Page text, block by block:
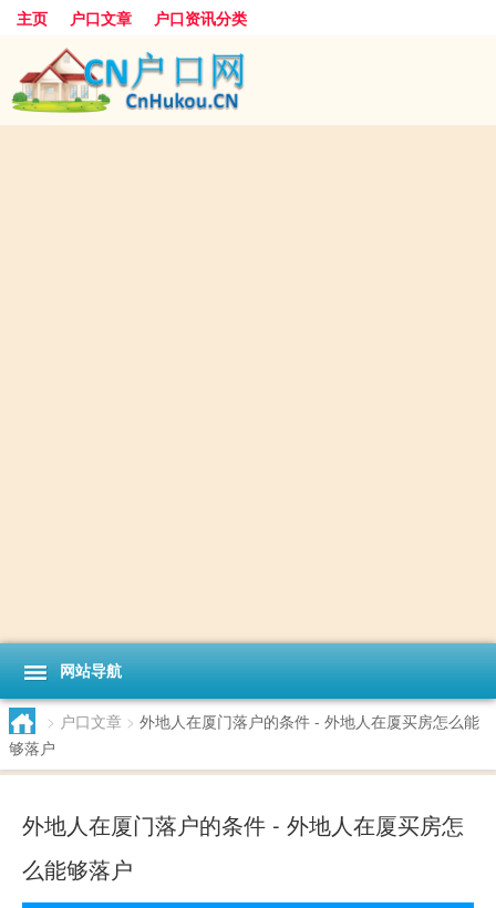
主页 户口文章 户口资讯分类
网站导航
> 户口文章 > 外地人在厦门落户的条件 - 外地人在厦买房怎么能
够落户
外地人在厦门落户的条件 - 外地人在厦买房怎
么能够落户